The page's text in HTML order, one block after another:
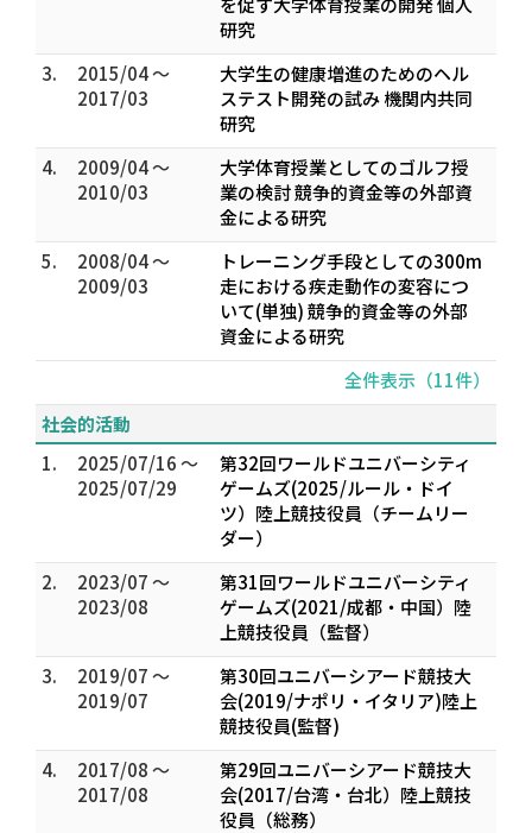
研究
3.
2015/04 ～
2017/03
大学生の健康増進のためのヘル
ステスト開発の試み 機関内共同
研究
4.
2009/04 ～
2010/03
大学体育授業としてのゴルフ授
業の検討 競争的資金等の外部資
金による研究
5.
2008/04 ～
2009/03
トレーニング手段としての300m
走における疾走動作の変容につ
いて(単独) 競争的資金等の外部
資金による研究
全件表示（11件）
社会的活動
1.
2025/07/16 ～
2025/07/29
第32回ワールドユニバーシティ
ゲームズ(2025/ルール・ドイ
ツ）陸上競技役員（チームリー
ダー）
2.
2023/07 ～
2023/08
第31回ワールドユニバーシティ
ゲームズ(2021/成都・中国）陸
上競技役員（監督）
3.
2019/07 ～
2019/07
第30回ユニバーシアード競技大
会(2019/ナポリ・イタリア)陸上
競技役員(監督)
4.
2017/08 ～
2017/08
第29回ユニバーシアード競技大
会(2017/台湾・台北）陸上競技
役員（総務）